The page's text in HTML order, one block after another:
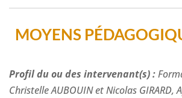
MOYENS
Profil du ou des intervenant(s) :
Christelle AUBOUIN et Nicolas GIRARD,